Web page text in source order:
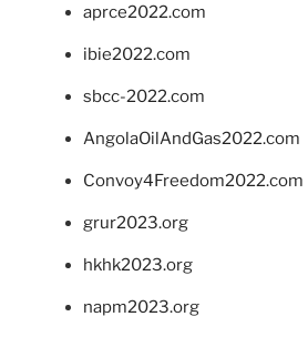
aprce2022.com
ibie2022.com
sbcc-2022.com
AngolaOilAndGas2022.com
Convoy4Freedom2022.com
grur2023.org
hkhk2023.org
napm2023.org